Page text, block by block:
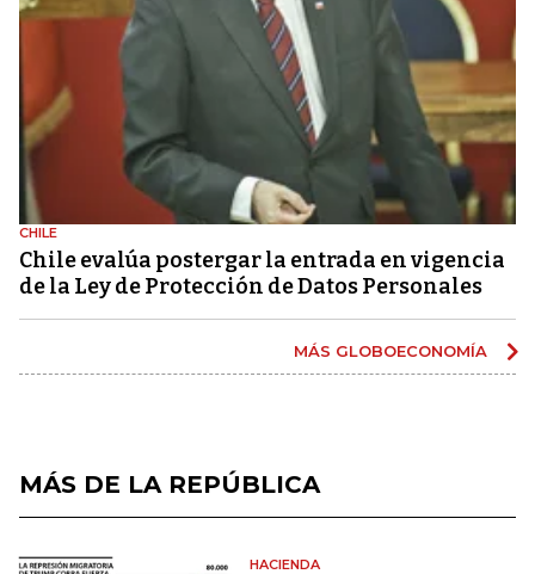
CHILE
Chile evalúa postergar la entrada en vigencia
de la Ley de Protección de Datos Personales
MÁS GLOBOECONOMÍA
MÁS DE LA REPÚBLICA
HACIENDA